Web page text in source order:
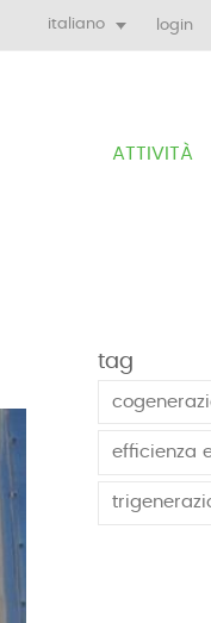
italiano login
ATTIVITÀ
tag
efficienza